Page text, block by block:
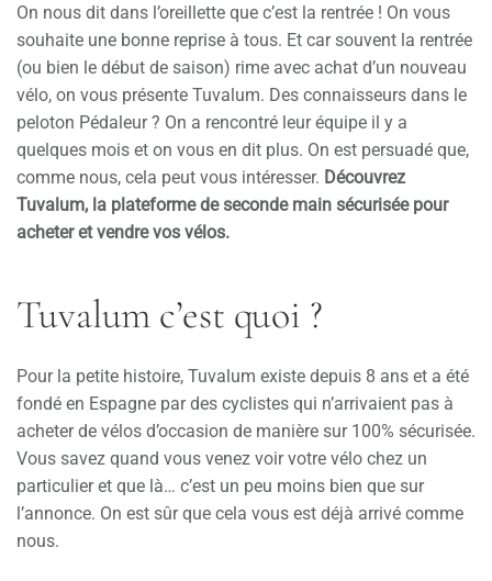
On nous dit dans l’oreillette que c’est la rentrée ! On vous
souhaite une bonne reprise à tous. Et car souvent la rentrée
(ou bien le début de saison) rime avec achat d’un nouveau
vélo, on vous présente Tuvalum. Des connaisseurs dans le
peloton Pédaleur ? On a rencontré leur équipe il y a
quelques mois et on vous en dit plus. On est persuadé que,
comme nous, cela peut vous intéresser. Découvrez
Tuvalum, la plateforme de seconde main sécurisée pour
acheter et vendre vos vélos.
Tuvalum c’est quoi ?
Pour la petite histoire, Tuvalum existe depuis 8 ans et a été
fondé en Espagne par des cyclistes qui n’arrivaient pas à
acheter de vélos d’occasion de manière sur 100% sécurisée.
Vous savez quand vous venez voir votre vélo chez un
particulier et que là… c’est un peu moins bien que sur
l’annonce. On est sûr que cela vous est déjà arrivé comme
nous.